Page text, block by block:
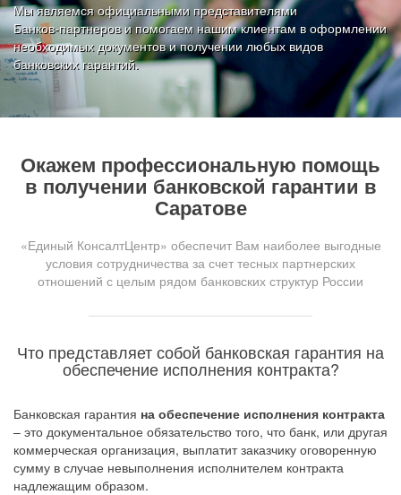
Мы являемся официальными представителями
Банков-партнеров и помогаем нашим клиентам в оформлении
необходимых документов и получении любых видов
банковских гарантий.
Окажем профессиональную помощь
в получении банковской гарантии в
Саратове
«Единый КонсалтЦентр» обеспечит Вам наиболее выгодные
условия сотрудничества за счет тесных партнерских
отношений с целым рядом банковских структур России
Что представляет собой банковская гарантия на
обеспечение исполнения контракта?
Банковская гарантия на обеспечение исполнения контракта
– это документальное обязательство того, что банк, или другая
коммерческая организация, выплатит заказчику оговоренную
сумму в случае невыполнения исполнителем контракта
надлежащим образом.